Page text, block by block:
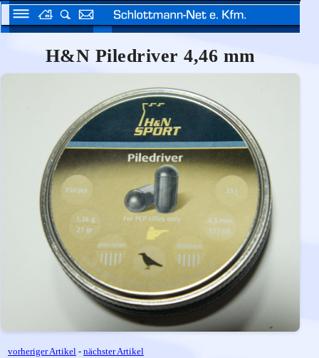
H&N Piledriver 4,46 mm
vorheriger Artikel - nächster Artikel